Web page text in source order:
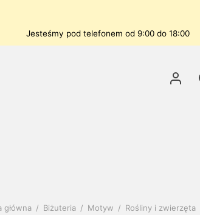
Jesteśmy pod telefonem od 9:00 do 18:00
główna / Biżuteria / Motyw / Rośliny i zwierzęta